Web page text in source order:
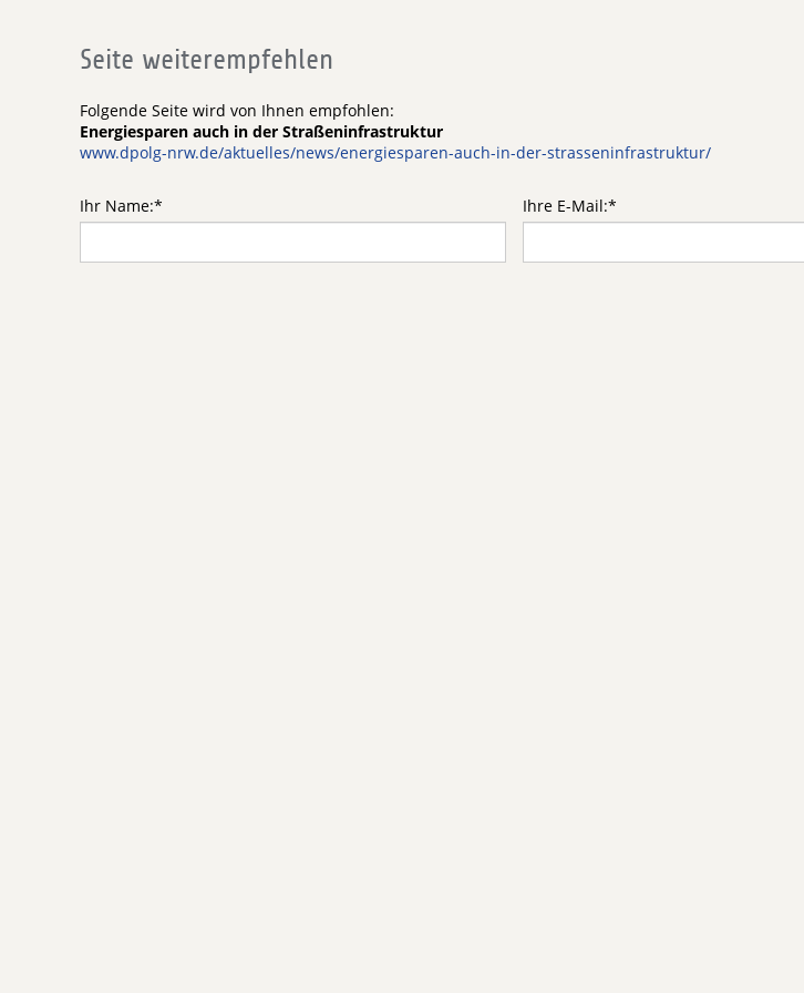
Seite weiterempfehlen
Folgende Seite wird von Ihnen empfohlen:
Energiesparen auch in der Straßeninfrastruktur
www.dpolg-nrw.de/aktuelles/news/energiesparen-auch-in-der-strasseninfrastruktur/
Ihr Name:* Ihre E-Mail:*